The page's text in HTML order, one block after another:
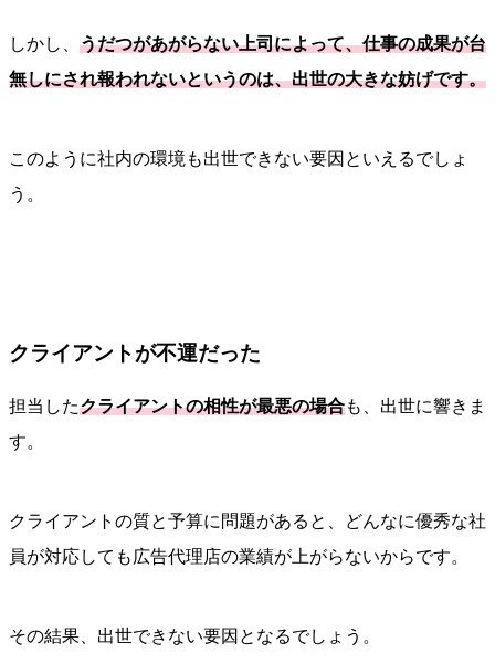
しかし、 うだつがあがらない上司によって、仕事の成果が台
無しにされ報われないというのは、出世の大きな妨げです。
このように社内の環境も出世できない要因といえるでしょ
う。
クライアントが不運だった
担当したクライアントの相性が最悪の場合も、出世に響きま
す。
クライアントの質と予算に問題があると、どんなに優秀な社
員が対応しても広告代理店の業績が上がらないからです。
その結果、出世できない要因となるでしょう。